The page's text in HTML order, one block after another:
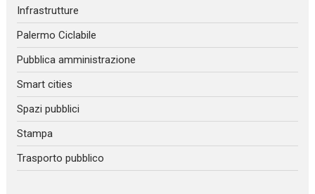
Infrastrutture
Palermo Ciclabile
Pubblica amministrazione
Smart cities
Spazi pubblici
Stampa
Trasporto pubblico